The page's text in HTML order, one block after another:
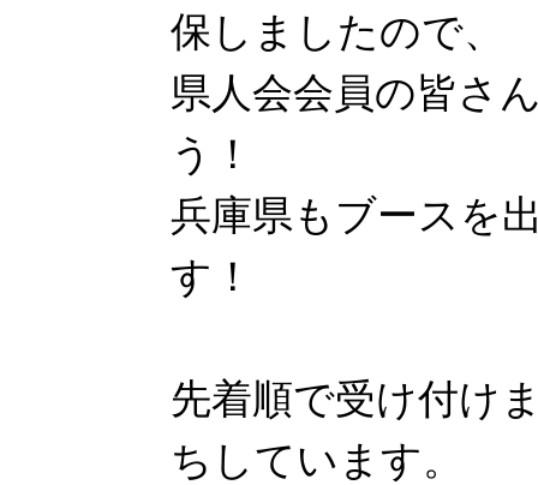
保しましたので、
県人会会員の皆さ
う！
兵庫県もブースを
す！
先着順で受け付け
ちしています。